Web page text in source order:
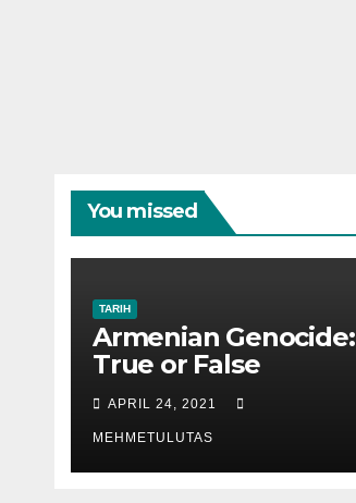
You missed
TARIH
Armenian Genocide:
True or False
APRIL 24, 2021
MEHMETULUTAS